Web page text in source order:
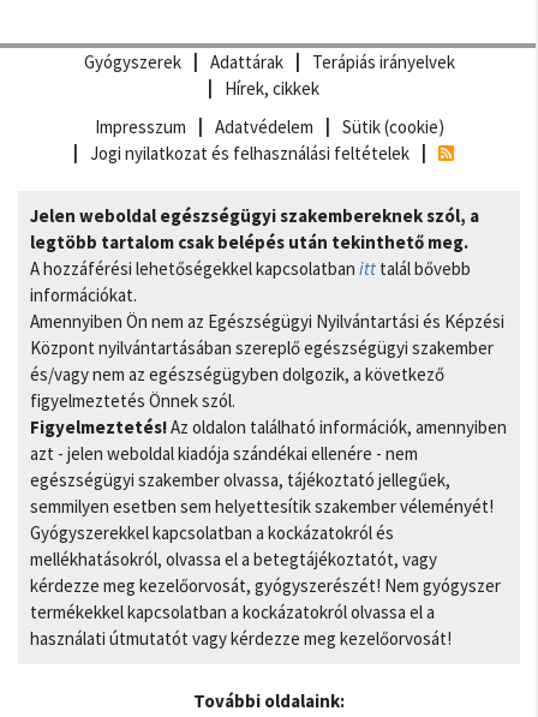
Gyógyszerek Adattárak
Terápiás irányelvek
Hírek, cikkek
Impresszum
Adatvédelem
Sütik (cookie)
Jogi nyilatkozat és felhasználási feltételek
Jelen weboldal egészségügyi szakembereknek szól, a
legtöbb tartalom csak belépés után tekinthető meg.
A hozzáférési lehetőségekkel kapcsolatban itt talál bővebb
információkat.
Amennyiben Ön nem az Egészségügyi Nyilvántartási és Képzési
Központ nyilvántartásában szereplő egészségügyi szakember
és/vagy nem az egészségügyben dolgozik, a következő
figyelmeztetés Önnek szól.
Figyelmeztetés!Az oldalon található információk, amennyiben
azt - jelen weboldal kiadója szándékai ellenére - nem
egészségügyi szakember olvassa, tájékoztató jellegűek,
semmilyen esetben sem helyettesítik szakember véleményét!
Gyógyszerekkel kapcsolatban a kockázatokról és
mellékhatásokról, olvassa el a betegtájékoztatót, vagy
kérdezze meg kezelőorvosát, gyógyszerészét! Nem gyógyszer
termékekkel kapcsolatban a kockázatokról olvassa el a
használati útmutatót vagy kérdezze meg kezelőorvosát!
További oldalaink: